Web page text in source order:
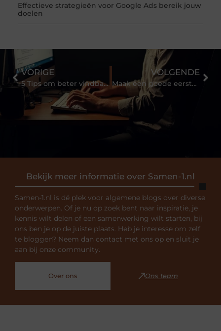
Effectieve strategieën voor Google Ads bereik jouw
doelen
Bekijk meer informatie over Samen-1.nl
Samen-1.nl is dé plek voor algemene blogs over diverse
onderwerpen. Of je nu op zoek bent naar inspiratie, je
kennis wilt delen of een samenwerking wilt starten, bij
ons ben je op de juiste plaats. Heb je interesse om zelf
te bloggen? Neem dan contact met ons op en sluit je
aan bij onze community.
Over ons Ons team
VORIGE
5 Tips om beter vindbaar te worden op Google
VOLGENDE
Maak een goede eerste indruk met uw bedrijfsinterieur